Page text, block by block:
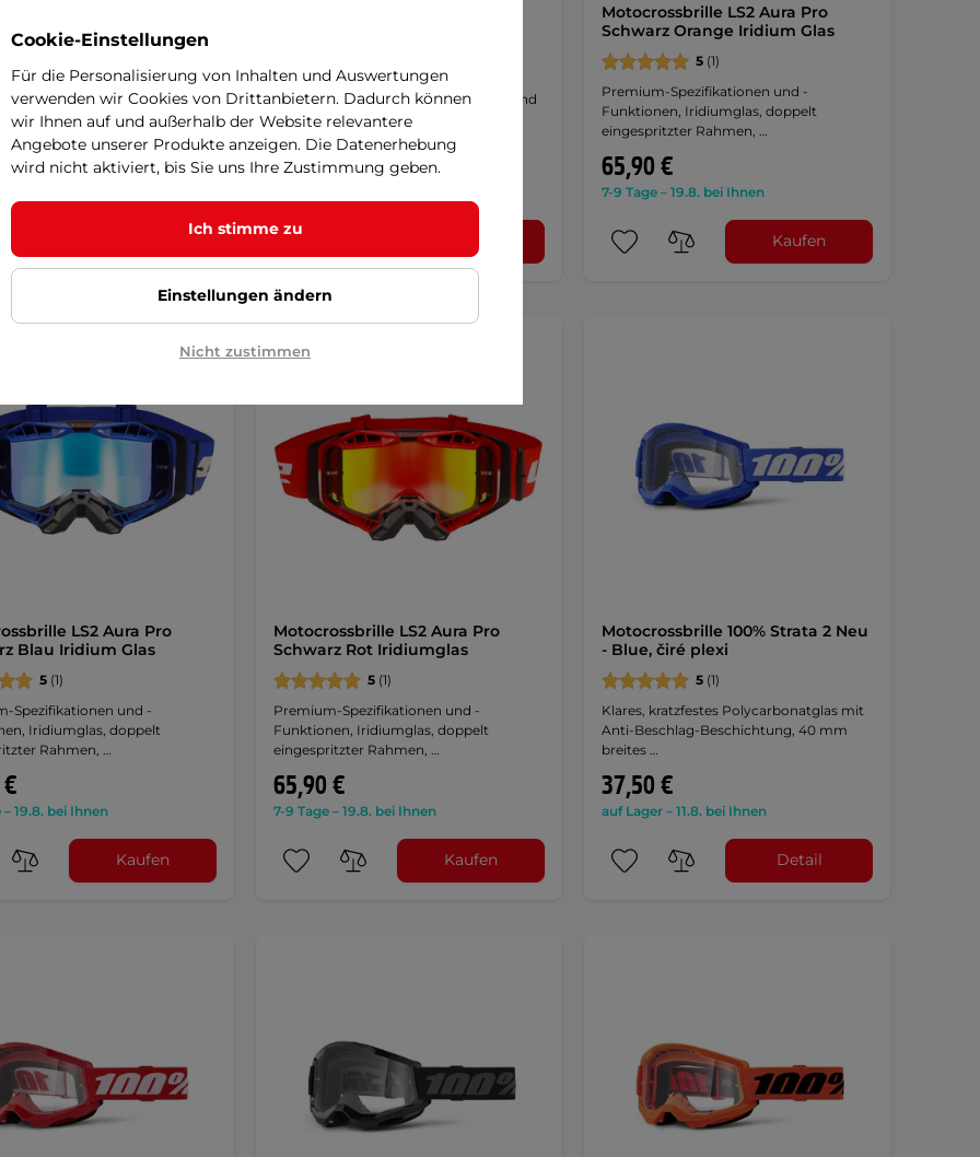
2 Youth Mirror
Schutzbrille für Kinder
červené plexiSALE
kratzfeste und beschlagfreie
40 mm breites
…
46,80 €
– 11.8. bei Ihnen
-17%
Klare, kratzfeste und beschlagfreie
Polycarbonatbrille, 40 mm breites Band
mit …
32,90 €
Motocrossbrille LS2 Aura Pro
Schwarz Orange Iridium Glas
5(1)
Premium-Spezifikationen und -
Funktionen, Iridiumglas, doppelt
eingespritzter Rahmen, …
65,90 €
7-9 Tage – 19.8. bei Ihnen
Kaufen
LS2 Aura Pro
Blau Iridium Glas
5 (1)
Spezifikationen und -
Iridiumglas, doppelt
Rahmen, …
– 19.8. bei Ihnen
Kaufen
Motocrossbrille LS2 Aura Pro
Schwarz Rot Iridiumglas
5(1)
Premium-Spezifikationen und -
Funktionen, Iridiumglas, doppelt
eingespritzter Rahmen, …
65,90 €
7-9 Tage – 19.8. bei Ihnen
Kaufen
Motocrossbrille 100% Strata 2 Neu
- Blue, čiré plexi
5(1)
Klares, kratzfestes Polycarbonatglas mit
Anti-Beschlag-Beschichtung, 40 mm
breites …
37,50 €
auf Lager – 11.8. bei Ihnen
Detail
Cookie-Einstellungen
Für die Personalisierung von Inhalten und Auswertungen
verwenden wir Cookies von Drittanbietern. Dadurch können
wir Ihnen auf und außerhalb der Website relevantere
Angebote unserer Produkte anzeigen. Die Datenerhebung
wird nicht aktiviert, bis Sie uns Ihre Zustimmung geben.
Ich stimme zu
Einstellungen ändern
Nicht zustimmen